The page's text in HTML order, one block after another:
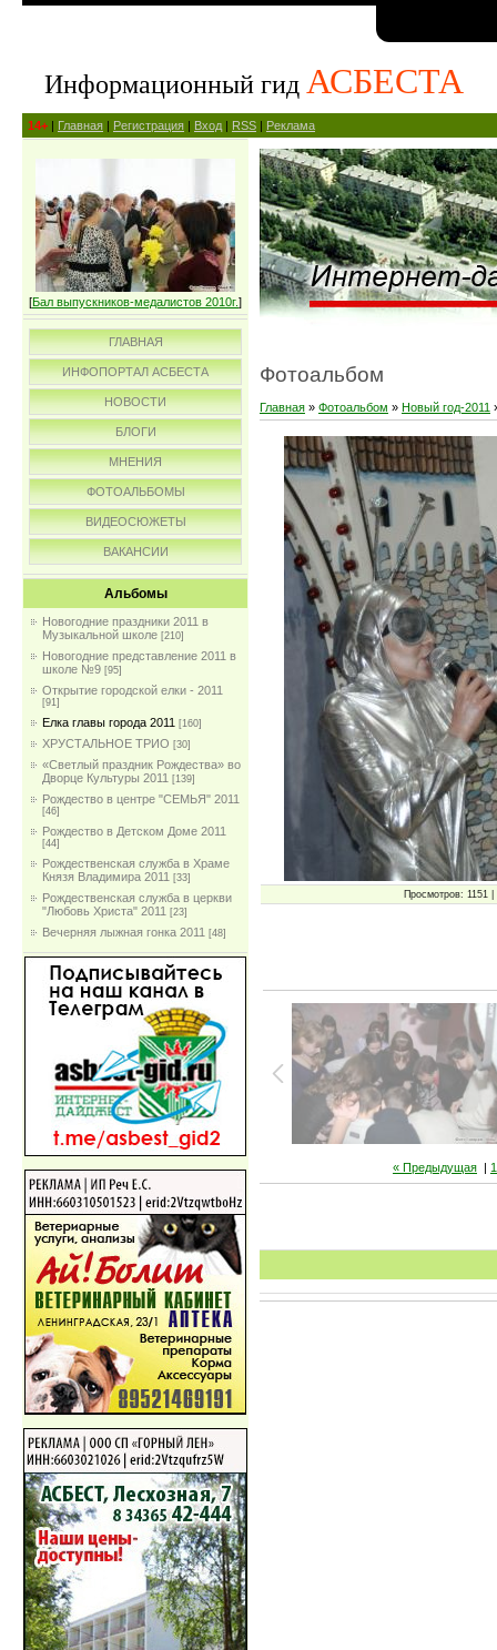
Информационный гид АСБЕСТА
14+ | Главная | Регистрация | Вход | RSS | Реклама
[Бал выпускников-медалистов 2010г.]
ГЛАВНАЯ
ИНФОПОРТАЛ АСБЕСТА
НОВОСТИ
БЛОГИ
МНЕНИЯ
ФОТОАЛЬБОМЫ
ВИДЕОСЮЖЕТЫ
ВАКАНСИИ
Альбомы
Новогодние праздники 2011 в
Музыкальной школе [210]
Новогодние представление 2011 в
школе №9 [95]
Открытие городской елки - 2011
[91]
Елка главы города 2011 [160]
ХРУСТАЛЬНОЕ ТРИО [30]
«Светлый праздник Рождества» во
Дворце Культуры 2011 [139]
Рождество в центре "СЕМЬЯ" 2011
[46]
Рождество в Детском Доме 2011
[44]
Рождественская служба в Храме
Князя Владимира 2011 [33]
Рождественская служба в церкви
"Любовь Христа" 2011 [23]
Вечерняя лыжная гонка 2011 [48]
Фотоальбом
Главная » Фотоальбом » Новый год-2011
Просмотров: 1151
« Предыдущая |